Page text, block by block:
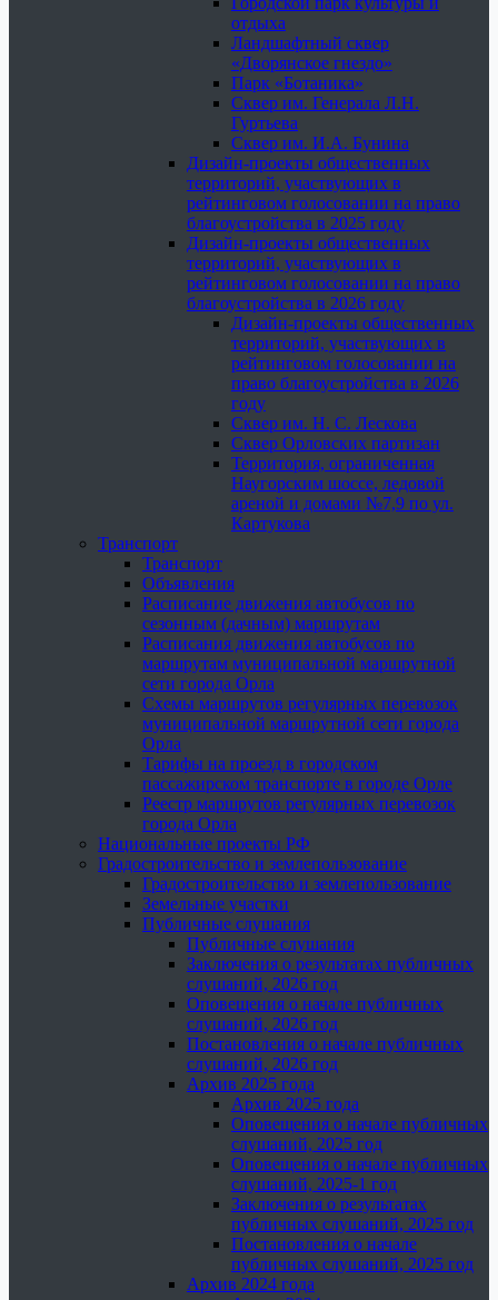
отдыха
Ландшафтный сквер
«Дворянское гнездо»
Парк «Ботаника»
Сквер им. Генерала Л.Н.
Гуртьева
Сквер им. И.А. Бунина
Дизайн-проекты общественных
территорий, участвующих в
рейтинговом голосовании на право
благоустройства в 2025 году
Дизайн-проекты общественных
территорий, участвующих в
рейтинговом голосовании на право
благоустройства в 2026 году
Дизайн-проекты общественных
территорий, участвующих в
рейтинговом голосовании на
право благоустройства в 2026
году
Сквер им. Н. С. Лескова
Сквер Орловских партизан
Территория, ограниченная
Наугорским шоссе, ледовой
ареной и домами №7,9 по ул.
Картукова
Транспорт
Транспорт
Объявления
Расписание движения автобусов по
сезонным (дачным) маршрутам
Расписания движения автобусов по
маршрутам муниципальной маршрутной
сети города Орла
Схемы маршрутов регулярных перевозок
муниципальной маршрутной сети города
Орла
Тарифы на проезд в городском
пассажирском транспорте в городе Орле
Реестр маршрутов регулярных перевозок
города Орла
Национальные проекты РФ
Градостроительство и землепользование
Градостроительство и землепользование
Земельные участки
Публичные слушания
Публичные слушания
Заключения о результатах публичных
слушаний, 2026 год
Оповещения о начале публичных
слушаний, 2026 год
Постановления о начале публичных
слушаний, 2026 год
Архив 2025 года
Архив 2025 года
Оповещения о начале публичных
слушаний, 2025 год
Оповещения о начале публичных
слушаний, 2025-1 год
Заключения о результатах
публичных слушаний, 2025 год
Постановления о начале
публичных слушаний, 2025 год
Архив 2024 года